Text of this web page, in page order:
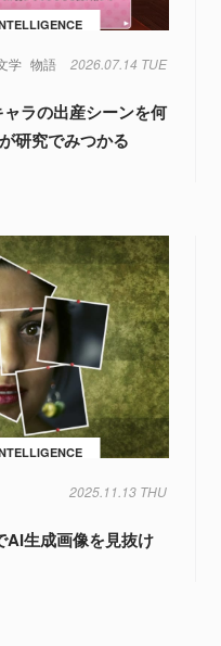
学 物語 2026.07.14 TUE
ャラの出産シーンを何
研究でみつかる
2025.11.13 THU
AI生成画像を見抜け